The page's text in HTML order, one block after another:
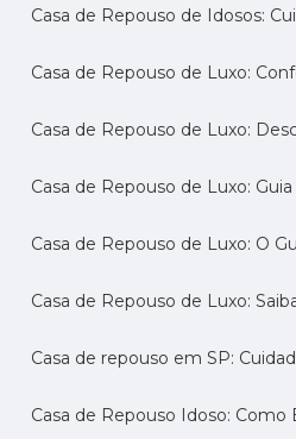
Casa de Repouso de Idosos:
Casa de Repouso de Luxo:
Casa de Repouso de Luxo:
Casa de Repouso de Luxo:
Casa de Repouso de Luxo: O
Casa de Repouso de Luxo:
Casa de repouso em SP:
Casa de Repouso Idoso: